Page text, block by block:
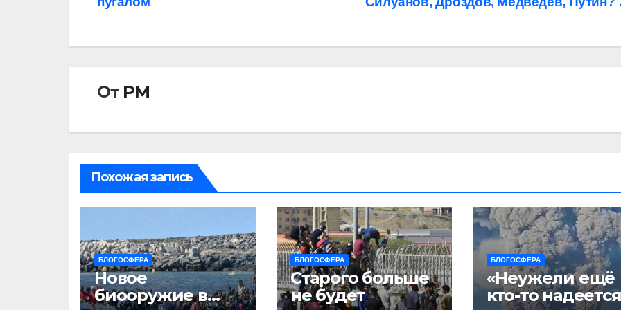
по
записям
От РМ
Похожая запись
БЛОГОСФЕРА
Новое
биооружие в
БЛОГОСФЕРА
Старого больше
не будет
БЛОГОСФЕРА
«Неужели ещё
кто-то